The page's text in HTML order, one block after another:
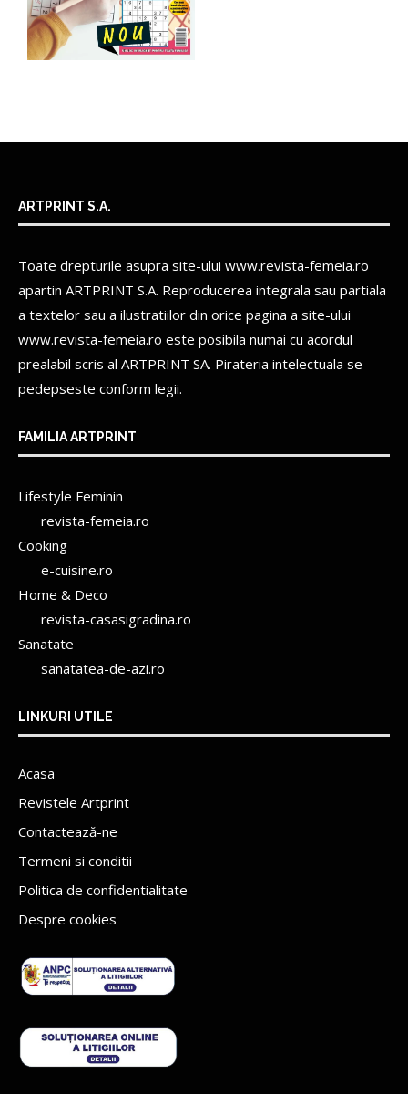
ARTPRINT S.A.
Toate drepturile asupra site-ului www.revista-femeia.ro
apartin ARTPRINT S.A. Reproducerea integrala sau partiala
a textelor sau a ilustratiilor din orice pagina a site-ului
www.revista-femeia.ro este posibila numai cu acordul
prealabil scris al ARTPRINT SA. Pirateria intelectuala se
pedepseste conform legii.
FAMILIA ARTPRINT
Lifestyle Feminin
revista-femeia.ro
Cooking
e-cuisine.ro
Home & Deco
revista-casasigradina.ro
Sanatate
sanatatea-de-azi.ro
LINKURI UTILE
Acasa
Revistele Artprint
Contactează-ne
Termeni si conditii
Politica de confidentialitate
Despre cookies